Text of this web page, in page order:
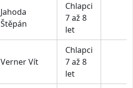
Jahoda
Štěpán
Chlapci
7 až 8
let
Verner Vít
Chlapci
7 až 8
let